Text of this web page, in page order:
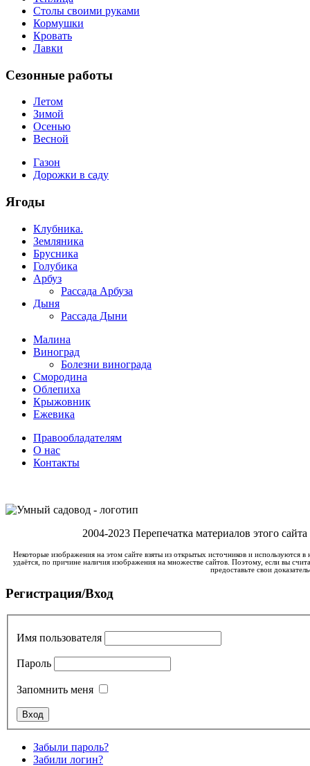
Столы своими руками
Кормушки
Кровать
Лавки
Сезонные работы
Летом
Зимой
Осенью
Весной
Газон
Дорожки в саду
Ягоды
Клубника.
Земляника
Брусника
Голубика
Арбуз
Рассада Арбуза
Дыня
Рассада Дыни
Малина
Виноград
Болезни винограда
Смородина
Облепиха
Крыжовник
Ежевика
Правообладателям
О нас
Контакты
2004-2023 Перепечатка материалов этого
Некоторые изображения на этом сайте взяты из открытых источников и используются
удаётся, по причине наличия изображения на множестве сайтов. Поэтому, если вы
предоставьте свои
Регистрация/Вход
Имя пользователя
Пароль
Запомнить меня
Забыли пароль?
Забили логин?